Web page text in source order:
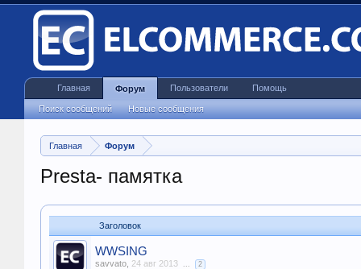
Главная Форум
Presta- памятка
Заголовок
WWSING
savvato 24 авг 2013 ... 2
Главная Форум
Поиск сообщений Новые сообщения
Пользователи Помощь